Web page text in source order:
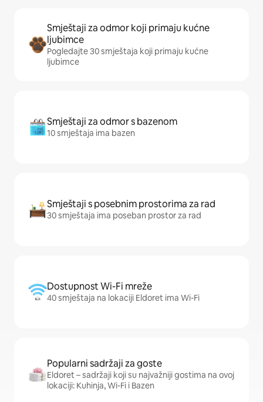
Smještaji za odmor koji primaju kućne
ljubimce
Pogledajte 30 smještaja koji primaju kućne
ljubimce
Smještaji za odmor s bazenom
10 smještaja ima bazen
Smještaji s posebnim prostorima za rad
30 smještaja ima poseban prostor za rad
Dostupnost Wi-Fi mreže
40 smještaja na lokaciji Eldoret ima Wi-Fi
Popularni sadržaji za goste
Eldoret – sadržaji koji su najvažniji gostima na ovoj
lokaciji: Kuhinja, Wi-Fi i Bazen